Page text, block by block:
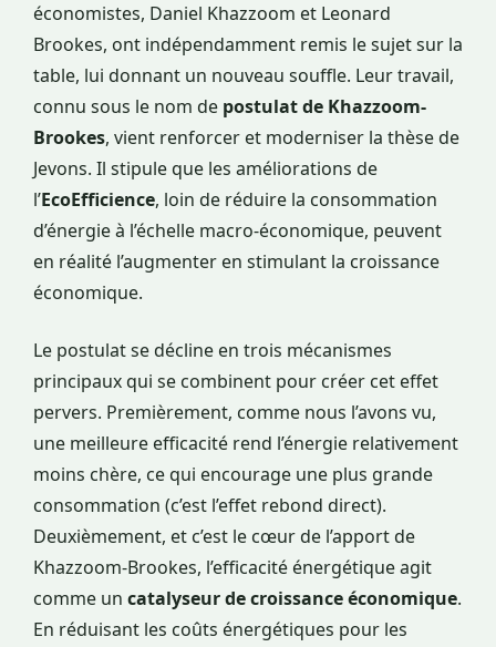
économistes, Daniel Khazzoom et Leonard
Brookes, ont indépendamment remis le sujet sur la
table, lui donnant un nouveau souffle. Leur travail,
connu sous le nom de postulat de Khazzoom-
Brookes, vient renforcer et moderniser la thèse de
Jevons. Il stipule que les améliorations de
l’EcoEfficience, loin de réduire la consommation
d’énergie à l’échelle macro-économique, peuvent
en réalité l’augmenter en stimulant la croissance
économique.
Le postulat se décline en trois mécanismes
principaux qui se combinent pour créer cet effet
pervers. Premièrement, comme nous l’avons vu,
une meilleure efficacité rend l’énergie relativement
moins chère, ce qui encourage une plus grande
consommation (c’est l’effet rebond direct).
Deuxièmement, et c’est le cœur de l’apport de
Khazzoom-Brookes, l’efficacité énergétique agit
comme un catalyseur de croissance économique.
En réduisant les coûts énergétiques pour les